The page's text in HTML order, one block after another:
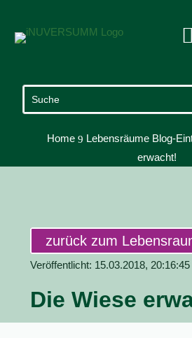

Home 9 Lebensräume Blog-
erwacht!
zurück zum
Veröffentlicht: 15.03.2018, 20:16:45
Die Wiese